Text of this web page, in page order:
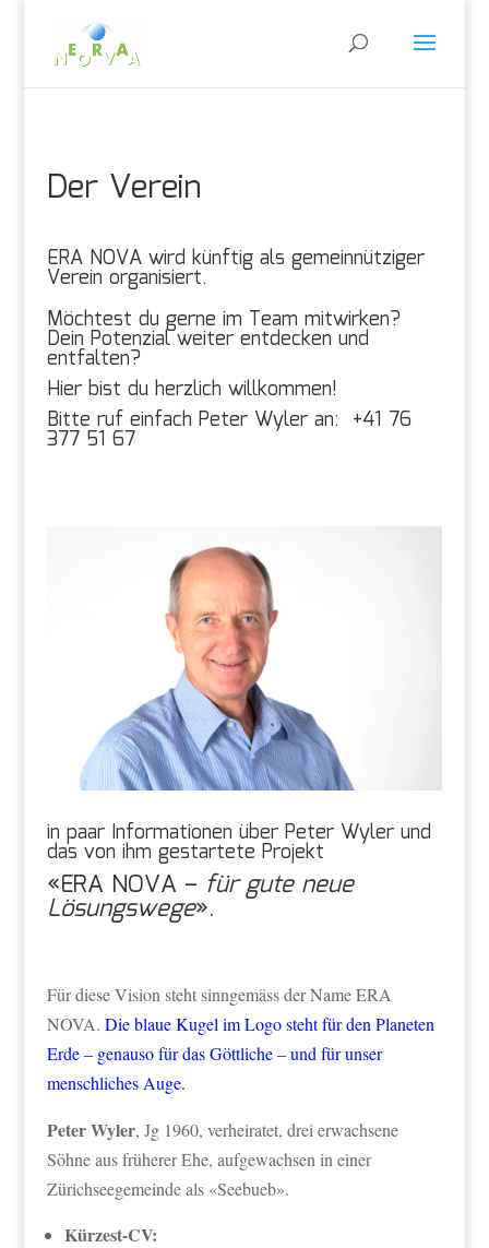
Der Verein
ERA NOVA wird künftig als gemeinnütziger
Verein organisiert.
Möchtest du gerne im Team mitwirken?
Dein Potenzial weiter entdecken und
entfalten?
Hier bist du herzlich willkommen!
Bitte ruf einfach Peter Wyler an: +41 76
377 51 67
in paar Informationen über Peter Wyler und
das von ihm gestartete Projekt
«ERA NOVA – für gute neue
Lösungswege».
Für diese Vision steht sinngemäss der Name ERA
NOVA. Die blaue Kugel im Logo steht für den Planeten
Erde – genauso für das Göttliche – und für unser
menschliches Auge.
Peter Wyler, Jg 1960, verheiratet, drei erwachsene
Söhne aus früherer Ehe, aufgewachsen in einer
Zürichseegemeinde als «Seebueb».
Kürzest-CV: